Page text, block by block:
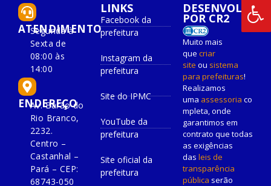
ATENDIMENTO
Segunda à
Sexta de
08:00 às
14:00
ENDEREÇO
Av. Barão do
Rio Branco,
2232.
Centro –
Castanhal –
Pará – CEP:
68743-050
LINKS
Facebook da
prefeitura
Instagram da
prefeitura
Site do IPMC
YouTube da
prefeitura
Site oficial da
prefeitura
DESENVOLVIDO
POR CR2
Muito mais
que criar
site ou sistema
para prefeituras!
Realizamos
uma assessoria co
mpleta, onde
garantimos em
contrato que todas
as exigências
das leis de
transparência
pública serão